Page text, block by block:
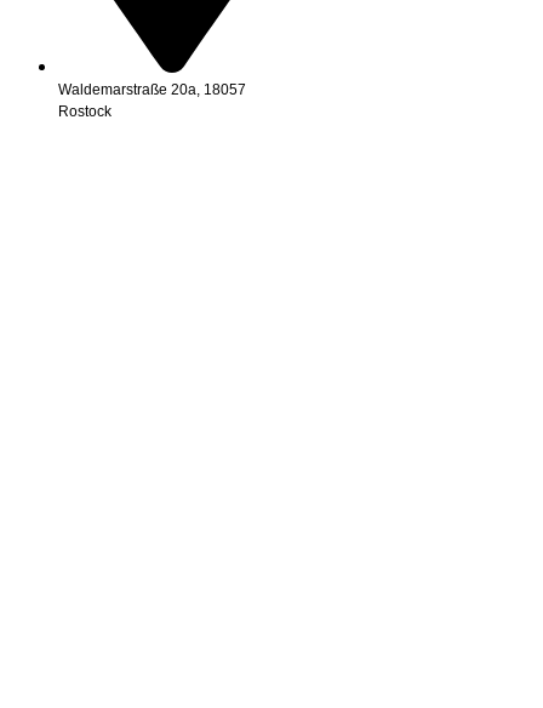
Waldemarstraße 20a, 18057
Rostock